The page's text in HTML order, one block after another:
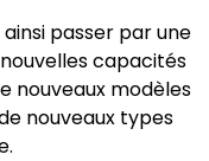
passer par une
capacités
nouveaux modèles
nouveaux types